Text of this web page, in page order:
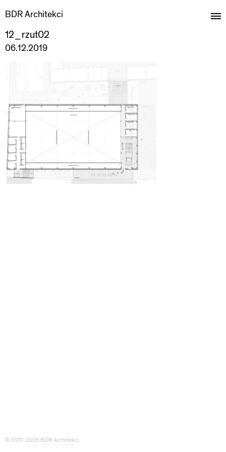
BDR Architekci
12_rzut02
06.12.2019
© 2017-2026 BDR Architekci